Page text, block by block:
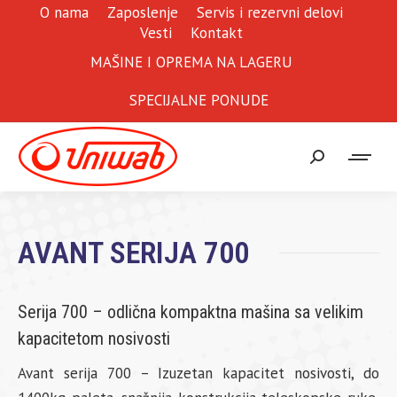
O nama Zaposlenje
Servis i rezervni delovi
Vesti
Kontakt
MAŠINE I OPREMA NA LAGERU
SPECIJALNE PONUDE
Search:
AVANT SERIJA 700
Serija 700 – odlična kompaktna mašina sa velikim
kapacitetom nosivosti
Avant serija 700 – Izuzetan kapacitet nosivosti, do